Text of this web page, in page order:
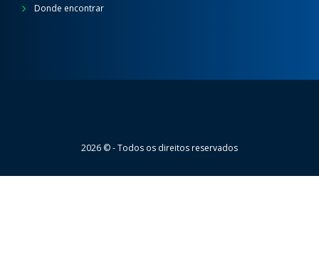
Donde encontrar
2026 © - Todos os direitos reservados